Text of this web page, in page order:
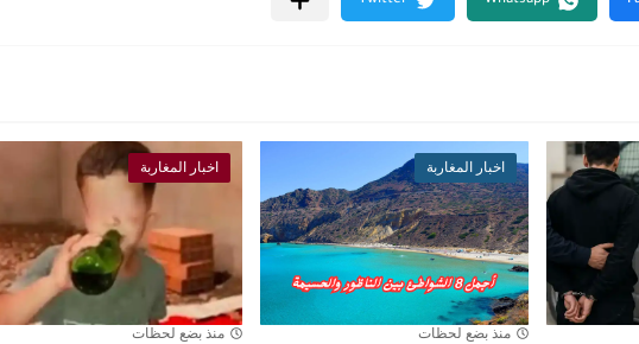
اخبار المغاربة
منذ بضع لحظات
اخبار المغاربة
منذ بضع لحظات